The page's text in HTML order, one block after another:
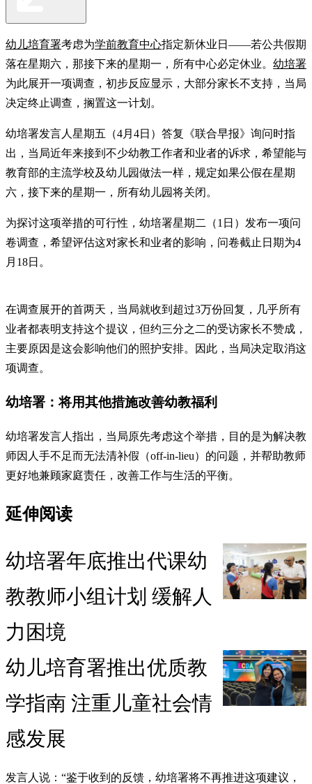
幼儿培育署考虑为学前教育中心指定新休业日——若公共假期
落在星期六，那接下来的星期一，所有中心必定休业。 幼培署
为此展开一项调查，初步反应显示，大部分家长不支持，当局
决定终止调查，搁置这一计划。
幼培署发言人星期五（4月4日）答复《联合早报》询问时指
出，当局近年来接到不少幼教工作者和业者的诉求，希望能与
教育部的主流学校及幼儿园做法一样，规定如果公假在星期
六，接下来的星期一，所有幼儿园将关闭。
为探讨这项举措的可行性，幼培署星期二（1日）发布一项问
卷调查，希望评估这对家长和业者的影响，问卷截止日期为4
月18日。
在调查展开的首两天，当局就收到超过3万份回复，几乎所有
业者都表明支持这个提议，但约三分之二的受访家长不赞成，
主要原因是这会影响他们的照护安排。因此，当局决定取消这
项调查。
幼培署：将用其他措施改善幼教福利
幼培署发言人指出，当局原先考虑这个举措，目的是为解决教
师因人手不足而无法清补假（off-in-lieu）的问题，并帮助教师
更好地兼顾家庭责任，改善工作与生活的平衡。
延伸阅读
幼培署年底推出代课幼
教教师小组计划 缓解人
力困境
幼儿培育署推出优质教
学指南 注重儿童社会情
感发展
发言人说：“鉴于收到的反馈，幼培署将不再推进这项建议，